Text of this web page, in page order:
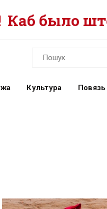
Каб было
Культура